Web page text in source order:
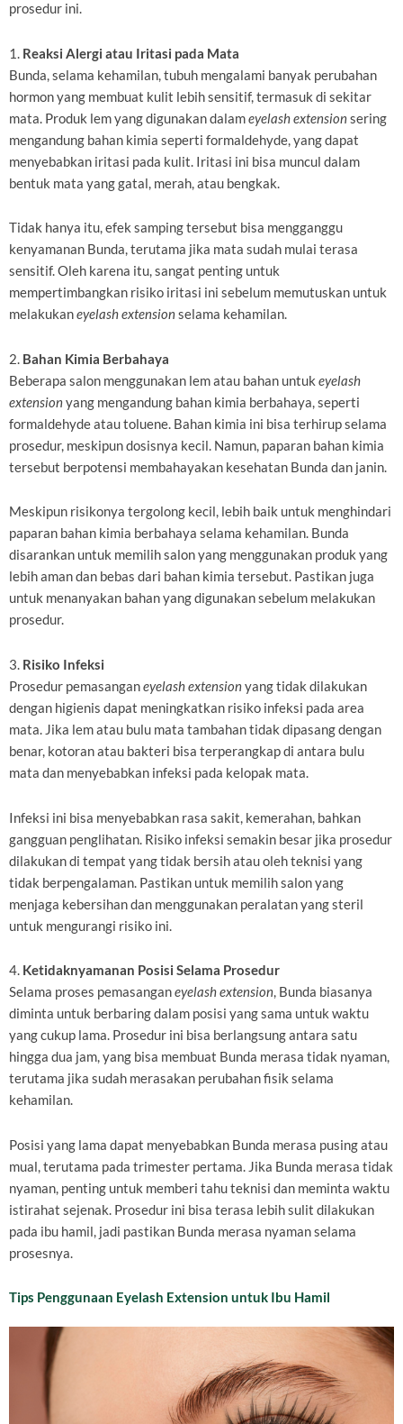
prosedur ini.
1. Reaksi Alergi atau Iritasi pada Mata
Bunda, selama kehamilan, tubuh mengalami banyak perubahan
hormon yang membuat kulit lebih sensitif, termasuk di sekitar
mata. Produk lem yang digunakan dalameyelash extensionsering
mengandung bahan kimia seperti formaldehyde, yang dapat
menyebabkan iritasi pada kulit. Iritasi ini bisa muncul dalam
bentuk mata yang gatal, merah, atau bengkak.
Tidak hanya itu, efek samping tersebut bisa mengganggu
kenyamanan Bunda, terutama jika mata sudah mulai terasa
sensitif. Oleh karena itu, sangat penting untuk
mempertimbangkan risiko iritasi ini sebelum memutuskan untuk
melakukaneyelash extensionselama kehamilan.
2. Bahan Kimia Berbahaya
Beberapa salon menggunakan lem atau bahan untuk eyelash
extensionyang mengandung bahan kimia berbahaya, seperti
formaldehyde atau toluene. Bahan kimia ini bisa terhirup selama
prosedur, meskipun dosisnya kecil. Namun, paparan bahan kimia
tersebut berpotensi membahayakan kesehatan Bunda dan janin.
Meskipun risikonya tergolong kecil, lebih baik untuk menghindari
paparan bahan kimia berbahaya selama kehamilan. Bunda
disarankan untuk memilih salon yang menggunakan produk yang
lebih aman dan bebas dari bahan kimia tersebut. Pastikan juga
untuk menanyakan bahan yang digunakan sebelum melakukan
prosedur.
3. Risiko Infeksi
Prosedur pemasanganeyelash extensionyang tidak dilakukan
dengan higienis dapat meningkatkan risiko infeksi pada area
mata. Jika lem atau bulu mata tambahan tidak dipasang dengan
benar, kotoran atau bakteri bisa terperangkap di antara bulu
mata dan menyebabkan infeksi pada kelopak mata.
Infeksi ini bisa menyebabkan rasa sakit, kemerahan, bahkan
gangguan penglihatan. Risiko infeksi semakin besar jika prosedur
dilakukan di tempat yang tidak bersih atau oleh teknisi yang
tidak berpengalaman. Pastikan untuk memilih salon yang
menjaga kebersihan dan menggunakan peralatan yang steril
untuk mengurangi risiko ini.
4. Ketidaknyamanan Posisi Selama Prosedur
Selama proses pemasanganeyelash extension, Bunda biasanya
diminta untuk berbaring dalam posisi yang sama untuk waktu
yang cukup lama. Prosedur ini bisa berlangsung antara satu
hingga dua jam, yang bisa membuat Bunda merasa tidak nyaman,
terutama jika sudah merasakan perubahan fisik selama
kehamilan.
Posisi yang lama dapat menyebabkan Bunda merasa pusing atau
mual, terutama pada trimester pertama. Jika Bunda merasa tidak
nyaman, penting untuk memberi tahu teknisi dan meminta waktu
istirahat sejenak. Prosedur ini bisa terasa lebih sulit dilakukan
pada ibu hamil, jadi pastikan Bunda merasa nyaman selama
prosesnya.
Tips Penggunaan Eyelash Extension untuk Ibu Hamil